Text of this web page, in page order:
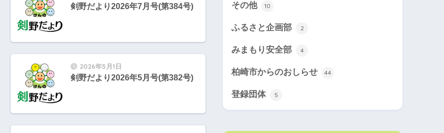
剣野だより2026年7月号(第384号)
2026年5月1日
剣野だより2026年5月号(第382号)
その他 10
ふるさと企画部 2
みまもり安全部 4
柏崎市からのおしらせ 44
登録団体 5